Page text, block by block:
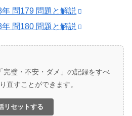
問179 問題と解説
問180 問題と解説
完璧・不安・ダメ」の記録をすべ
直すことができます。
リセットする